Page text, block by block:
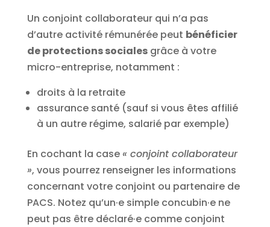
Un conjoint collaborateur qui n’a pas
d’autre activité rémunérée peut bénéficier
de protections socialesgrâce à votre
micro-entreprise, notamment :
droits à la retraite
assurance santé (sauf si vous êtes affilié
à un autre régime, salarié par exemple)
En cochant la case « conjoint collaborateur
», vous pourrez renseigner les informations
concernant votre conjoint ou partenaire de
PACS. Notez qu’un·e simple concubin·e ne
peut pas être déclaré·e comme conjoint